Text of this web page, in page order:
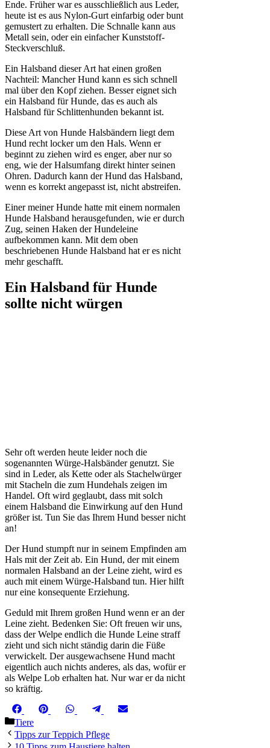
Ende. Früher war es ausschließlich aus Leder,
heute ist es aus Nylon-Gurt einfarbig oder bunt
gemustert zu erhalten. Die Schnalle kann aus
Metall sein, oder ein einfacher Kunststoff-
Steckverschluß.
Ein Halsband dieser Art hat einen großen
Nachteil: Mancher Hund kann es sich schnell
mal über den Kopf ziehen. Besser eignet sich
ein Halsband für Hunde, das es auch als
Halsband für Schlittenhunden bekannt ist.
Diese Art von Hunde Halsbändern liegt dem
Hund recht locker um den Hals. Wenn er
beginnt zu ziehen wird es enger, aber nur so
eng, wie der Halsumfang direkt hinter seinen
Ohren. Dadurch kann der Hund das Halsband,
wenn es korrekt angepasst ist, nicht abstreifen.
Einer meiner Hunde hatte mit einem normalen
Hunde Halsband herausgefunden, wie er durch
Zug, seinen Haken der Hundeleine
aufbekommen kann. Mit dem oben
beschriebenen Hunde Halsband hat er es nicht
mehr geschafft.
Ein Halsband für Hunde
sollte nicht würgen
Sehr oft werden heute leider noch die
sogenannten Würge-Halsbänder genutzt. Sie
sind in Leder, als Kette oder als Stachelwürger
mit Stacheln die zum Hundehals zeigen im
Handel. Oft wird geglaubt, dass mit solch
einem Halsband die Einwirkung auf den Hund
größer ist. Tun Sie das Ihrem Hund besser nicht
an!
Der Hund stumpft nur in seinem Empfinden am
Hals mit der Zeit ab. Ein Hund, der mit einem
normalen Halsband an der Leine zieht, wird es
auch mit einem Würge-Halsband tun. Hier hilft
nur eine konsequente Erziehung.
Geduld mit Ihrem großen Hund wenn er an der
Leine zieht. Bedenken Sie: Oft freuen wir uns,
dass der Welpe endlich die Hunde Leine straff
zieht und sich nicht ständig darin die Füße
verwickelt. Der ausgewachsene Hund macht
eigentlich auch nichts anderes, als das, wofür er
als Welpe Lob erhalten hat. Nur war er da nicht
so kräftig.
Share
on
FacebookShare
Pinterest Share
WhatsAppShare
TelegramShare
Kategorien
Tiere
Tipps zur Teppich Pflege